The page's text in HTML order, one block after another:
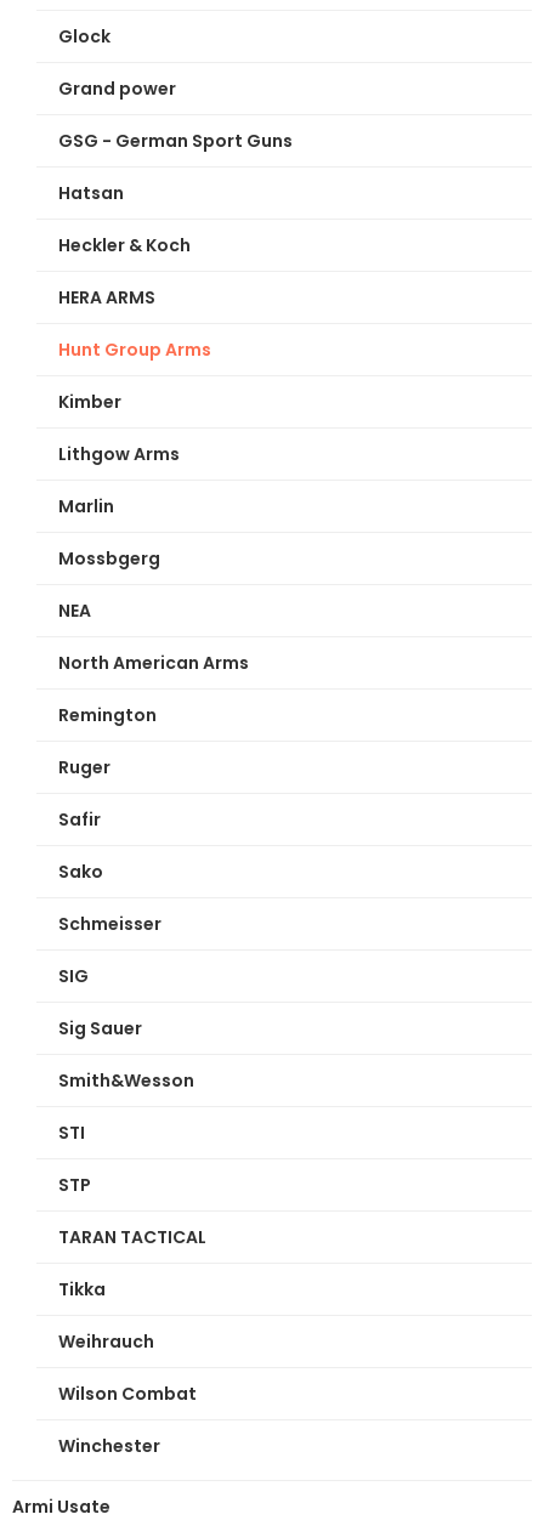
Glock
Grand power
GSG - German Sport Guns
Hatsan
Heckler & Koch
HERA ARMS
Hunt Group Arms
Kimber
Lithgow Arms
Marlin
Mossbgerg
NEA
North American Arms
Remington
Ruger
Safir
Sako
Schmeisser
SIG
Sig Sauer
Smith&Wesson
STI
STP
TARAN TACTICAL
Tikka
Weihrauch
Wilson Combat
Winchester
Armi Usate